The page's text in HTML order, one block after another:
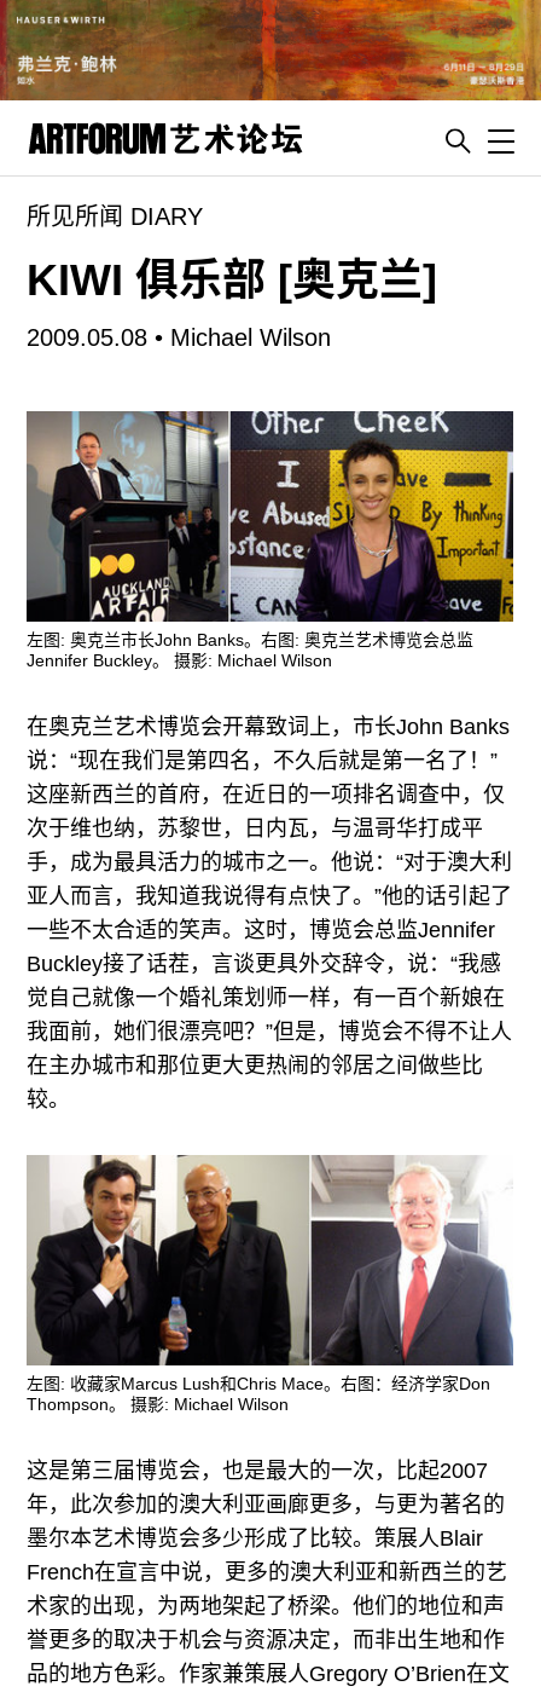
artguide
新闻
杂志
视频
ENGLISH
ART & EDUCATION
广告
订阅
往期内容
联系我们
关注我们
所见所闻 DIARY
KIWI 俱乐部 [奥克兰]
2009.05.08 • Michael Wilson
左图: 奥克兰市长John Banks。右图: 奥克兰艺术博览会总监
Jennifer Buckley。 摄影: Michael Wilson
在奥克兰艺术博览会开幕致词上，市长John Banks
说：“现在我们是第四名，不久后就是第一名了！”
这座新西兰的首府，在近日的一项排名调查中，仅
次于维也纳，苏黎世，日内瓦，与温哥华打成平
手，成为最具活力的城市之一。他说：“对于澳大利
亚人而言，我知道我说得有点快了。”他的话引起了
一些不太合适的笑声。这时，博览会总监Jennifer
Buckley接了话茬，言谈更具外交辞令，说：“我感
觉自己就像一个婚礼策划师一样，有一百个新娘在
我面前，她们很漂亮吧？”但是，博览会不得不让人
在主办城市和那位更大更热闹的邻居之间做些比
较。
左图: 收藏家Marcus Lush和Chris Mace。右图：经济学家Don
Thompson。 摄影: Michael Wilson
这是第三届博览会，也是最大的一次，比起2007
年，此次参加的澳大利亚画廊更多，与更为著名的
墨尔本艺术博览会多少形成了比较。策展人Blair
French在宣言中说，更多的澳大利亚和新西兰的艺
术家的出现，为两地架起了桥梁。他们的地位和声
誉更多的取决于机会与资源决定，而非出生地和作
品的地方色彩。作家兼策展人Gregory O’Brien在文